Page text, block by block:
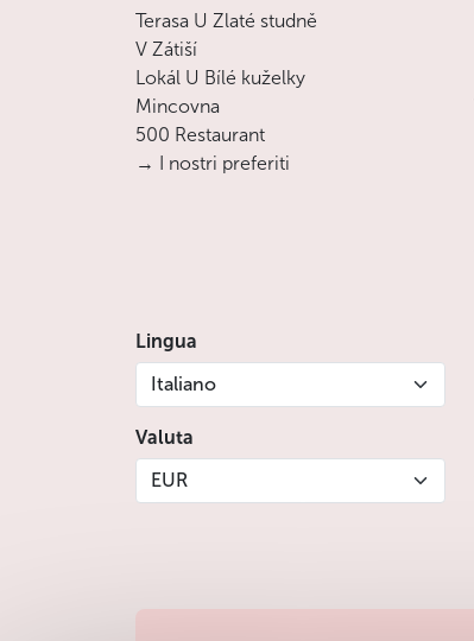
Terasa U Zlaté studně
V Zátiší
Lokál U Bílé kuželky
Mincovna
500 Restaurant
→ I nostri preferiti
Lingua
Italiano
Valuta
EUR